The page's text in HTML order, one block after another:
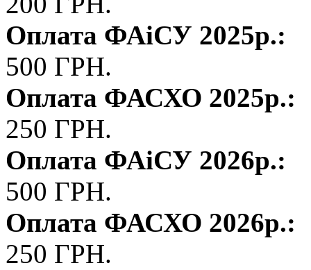
Оплата ФАіСУ 2025р.:
500 ГРН.
Оплата ФАСХО 2025р.:
250 ГРН.
Оплата ФАіСУ 2026р.:
500 ГРН.
Оплата ФАСХО 2026р.:
250 ГРН.